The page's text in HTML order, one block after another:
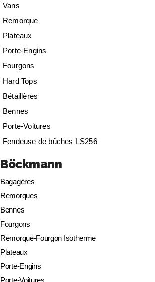
Vans
Remorque
Plateaux
Porte-Engins
Fourgons
Hard Tops
Bétaillères
Bennes
Porte-Voitures
Fendeuse de bûches LS256
Böckmann
Bagagères
Remorques
Bennes
Fourgons
Remorque-Fourgon Isotherme
Plateaux
Porte-Engins
Porte-Voitures